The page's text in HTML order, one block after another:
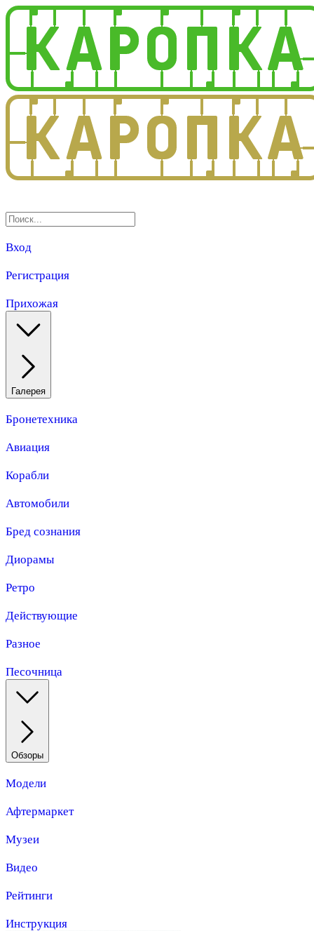
Вход
Регистрация
Прихожая
Галерея
Бронетехника
Авиация
Корабли
Автомобили
Бред сознания
Диорамы
Ретро
Действующие
Разное
Песочница
Обзоры
Модели
Афтермаркет
Музеи
Видео
Рейтинги
Инструкция